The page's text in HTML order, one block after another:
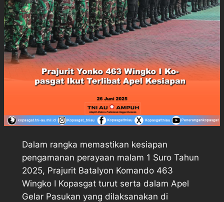
Dalam rangka memastikan kesiapan
pengamanan perayaan malam 1 Suro Tahun
2025, Prajurit Batalyon Komando 463
Wingko I Kopasgat turut serta dalam Apel
Gelar Pasukan yang dilaksanakan di